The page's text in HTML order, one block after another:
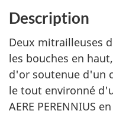
Description
Deux mitrailleuses
les bouches en
d'or soutenue d'un
le tout environné
AERE PERENNIUS